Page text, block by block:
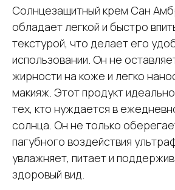
Солнцезащитный крем Сан
обладает легкой и быстро
текстурой, что делает его
использовании. Он не
жирности на коже и легко
макияж. Этот продукт
тех, кто нуждается в
солнца. Он не только
пагубного воздействия
увлажняет, питает и
здоровый вид.